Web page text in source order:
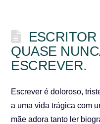
QUASE
ESCREVER.
Escrever é doloroso,
a uma vida trágica com
mãe adora tanto ler